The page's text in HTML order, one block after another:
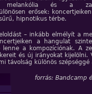
melankólia és a
erősek:
hipnotikus térbe.
– inkább elmélyít a
a hangulat
a kompozíciónak. A
és új irányokat kijelölni.
távolság különös szépséggé
forrás: Bandcamp